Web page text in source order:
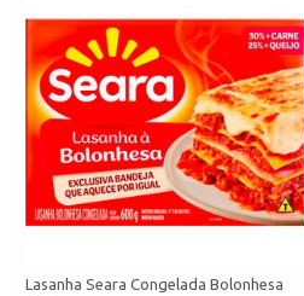
Lasanha Seara Congelada Bolonhesa